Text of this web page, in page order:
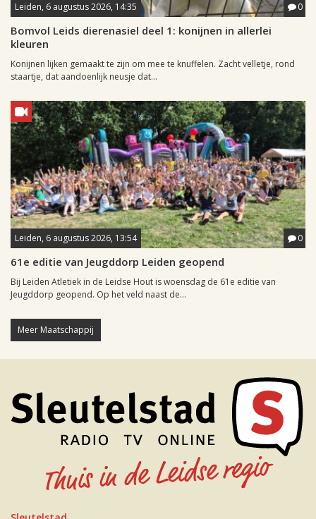
Leiden, 6 augustus 2026, 14:35 0
Bomvol Leids dierenasiel deel 1: konijnen in allerlei
kleuren
Konijnen lijken gemaakt te zijn om mee te knuffelen. Zacht velletje, rond
staartje, dat aandoenlijk neusje dat...
Leiden, 6 augustus 2026, 13:54 0
61e editie van Jeugddorp Leiden geopend
Bij Leiden Atletiek in de Leidse Hout is woensdag de 61e editie van
Jeugddorp geopend. Op het veld naast de...
Meer Maatschappij